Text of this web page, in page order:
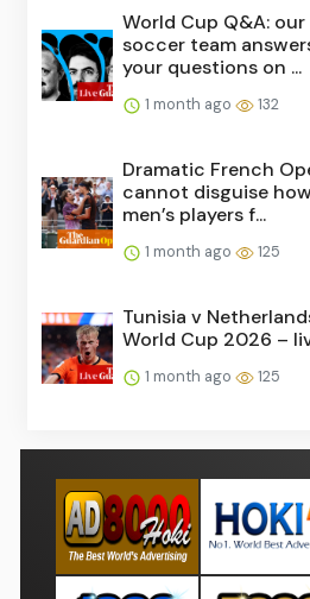
World Cup Q&A: our
soccer team
your questions on ...
1 month ago 132
Dramatic French
cannot disguise
men’s players f...
1 month ago 125
Tunisia v
World Cup 2026 –
1 month ago 125